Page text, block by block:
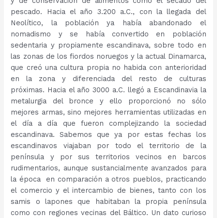
pescado. Hacia el año 3.200 a.C., con la llegada del
Neolítico, la población ya había abandonado el
nomadismo y se había convertido en población
sedentaria y propiamente escandinava, sobre todo en
las zonas de los fiordos noruegos y la actual Dinamarca,
que creó una cultura propia no habida con anterioridad
en la zona y diferenciada del resto de culturas
próximas. Hacia el año 3000 a.C. llegó a Escandinavia la
metalurgia del bronce y ello proporcionó no sólo
mejores armas, sino mejores herramientas utilizadas en
el día a día que fueron complejizando la sociedad
escandinava. Sabemos que ya por estas fechas los
escandinavos viajaban por todo el territorio de la
península y por sus territorios vecinos en barcos
rudimentarios, aunque sustancialmente avanzados para
la época en comparación a otros pueblos, practicando
el comercio y el intercambio de bienes, tanto con los
samis o lapones que habitaban la propia península
como con regiones vecinas del Báltico. Un dato curioso